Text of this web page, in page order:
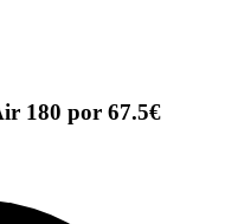
180 por 67.5€